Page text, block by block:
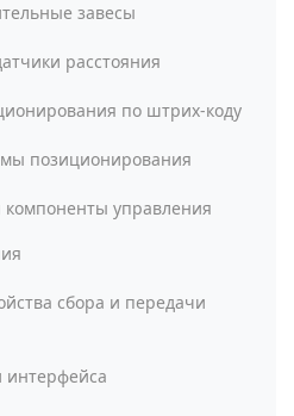
завесы
расстояния
по штрих-коду
позиционирования
управления
сбора и передачи
интерфейса